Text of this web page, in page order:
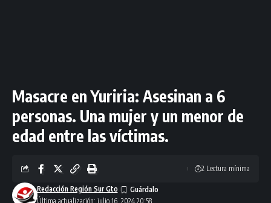
Masacre en Yuriria: Asesinan a 6
personas. Una mujer y un menor de
edad entre las víctimas.
Última actualización: julio 16, 2024 20:58
Redacción Región Sur Gto
2 Lectura mínima